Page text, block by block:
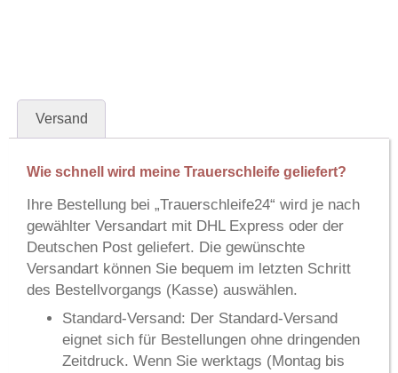
Versand
Wie schnell wird meine Trauerschleife geliefert?
Ihre Bestellung bei „Trauerschleife24“ wird je nach
gewählter Versandart mit DHL Express oder der
Deutschen Post geliefert. Die gewünschte
Versandart können Sie bequem im letzten Schritt
des Bestellvorgangs (Kasse) auswählen.
Standard-Versand: Der Standard-Versand
eignet sich für Bestellungen ohne dringenden
Zeitdruck. Wenn Sie werktags (Montag bis